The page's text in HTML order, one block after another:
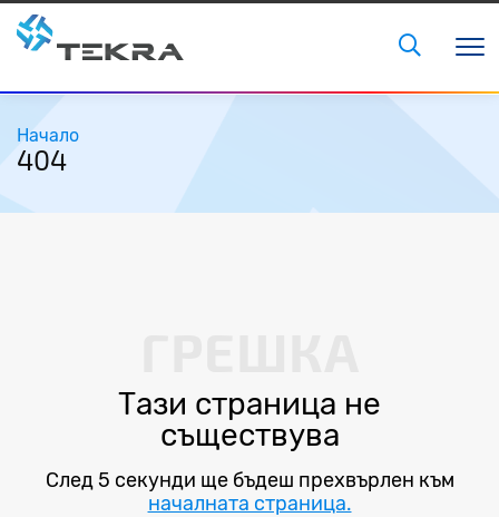
Начало
404
Тази страница не
съществува
След 5 секунди ще бъдеш прехвърлен към
началната страница.